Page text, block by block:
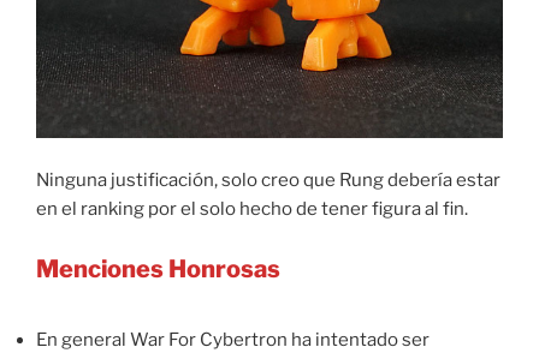
Ninguna justificación, solo creo que Rung debería estar
en el ranking por el solo hecho de tener figura al fin.
Menciones Honrosas
En general War For Cybertron ha intentado ser